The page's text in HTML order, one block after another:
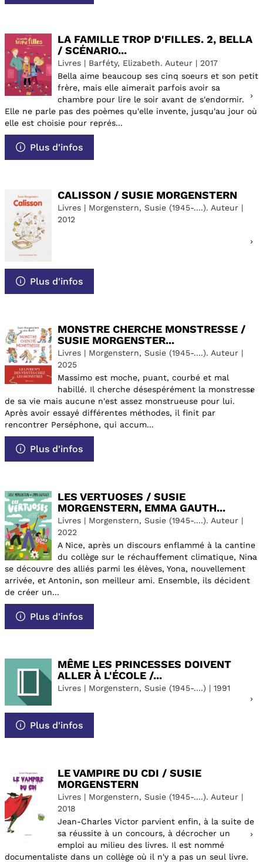
LA FAMILLE TROP D'FILLES. 2, BELLA
/ SCÉNARIO...
Livres | Barféty, Elizabeth. Auteur | 2017
Bella aime beaucoup ses cinq soeurs et son petit
frère, mais elle aimerait parfois avoir sa
chambre pour lire le soir avant de s'endormir.
Elle ne parle pas des poèmes qu'elle invente, jusqu'au jour où
elle est choisie pour représ...
Plus d'infos
CALISSON / SUSIE MORGENSTERN
Livres | Morgenstern, Susie (1945-....). Auteur |
2012
Plus d'infos
MONSTRE CHERCHE MONSTRESSE /
SUSIE MORGENSTER...
Livres | Morgenstern, Susie (1945-....). Auteur |
2025
Massimo est moche, puant, courbé et mal
habillé. Il cherche désespérément la monstresse
de sa vie mais aucune n'est assez monstrueuse pour lui.
Après avoir essayé différentes méthodes, il finit par
rencontrer Perséphone, qui accum...
Plus d'infos
LES VERTUOSES / SUSIE
MORGENSTERN, EMMA GAUTH...
Livres | Morgenstern, Susie (1945-....). Auteur |
2022
A Nice, après un discours enflammé à la cantine
du collège sur le réchauffement climatique, Nina
se découvre des alliés parmi les élèves, Yona, nouvellement
arrivée, et Antonin, son meilleur ami. Ensemble, ils décident
de créer un...
Plus d'infos
MÊME LES PRINCESSES DOIVENT
ALLER À L'ÉCOLE /...
Livres | Morgenstern, Susie (1945-....) | 1991
Plus d'infos
LE VAMPIRE DU CDI / SUSIE
MORGENSTERN
Livres | Morgenstern, Susie (1945-....). Auteur |
2018
Jean-Charles Victor parvient enfin, à la suite de
sa réussite à un concours, à décrocher un
emploi au milieu des livres. Il est nommé
documentaliste dans un collège où il n'y a pas un seul livre.